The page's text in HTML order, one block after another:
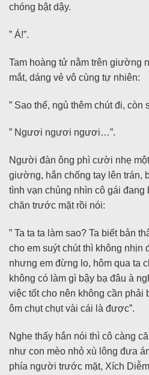
chóng bật dậy.
” Á!”.
Tam hoàng tử nằm trên giường
mắt, dáng vẻ vô cùng tự nhiên:
” Sao thế, ngủ thêm chút đi, còn
” Ngươi ngươi ngươi…”.
Người đàn ông phì cười nhẹ
giường, hắn chống tay lên trán,
tình vạn chủng nhìn cô gái đang
chăn trước mặt rồi nói:
” Ta ta ta làm sao? Ta biết bản
cho em suýt chút thì không nhịn
nhưng em đừng lo, hôm qua ta
không có làm gì bậy bạ đâu à
việc tốt cho nên không cần phải
ôm chụt chụt vài cái là được”.
Nghe thấy hắn nói thì cô càng
như con mèo nhỏ xù lông đưa
phía người trước mặt, Xích